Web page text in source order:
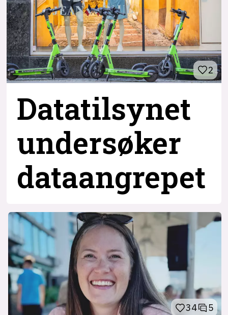
2
Datatilsynet
undersøker
dataangrepet
34 5